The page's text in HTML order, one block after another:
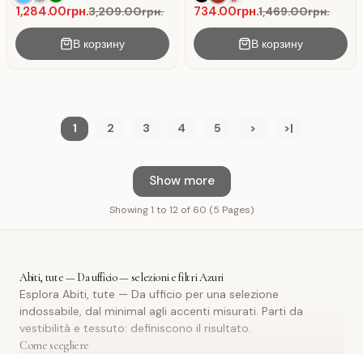
1,284.00грн.3,209.00грн.
В корзину
734.00грн.1,469.00грн.
В корзину
1 2 3 4 5 > >|
Show more
Showing 1 to 12 of 60 (5 Pages)
Abiti, tute — Da ufficio — selezioni e filtri Azuri
Esplora Abiti, tute — Da ufficio per una selezione
indossabile, dal minimal agli accenti misurati. Parti da
vestibilità e tessuto: definiscono il risultato.
Come scegliere